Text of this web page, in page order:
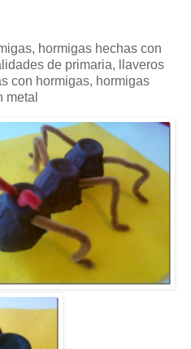
hormigas hechas con
de primaria, llaveros
con hormigas, hormigas
metal